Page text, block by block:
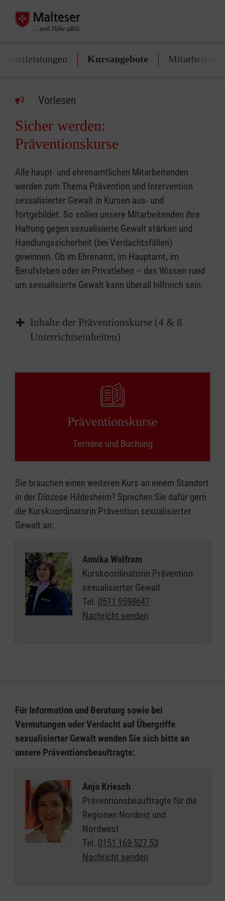
Kursangebote Mitarbeiten
Vorlesen
Sicher werden:
Präventionskurse
Alle haupt- und ehrenamtlichen Mitarbeitenden
werden zum Thema Prävention und Intervention
sexualisierter Gewalt in Kursen aus- und
fortgebildet. So sollen unsere Mitarbeitenden ihre
Haltung gegen sexualisierte Gewalt stärken und
Handlungssicherheit (bei Verdachtsfällen)
gewinnen. Ob im Ehrenamt, im Hauptamt, im
Berufsleben oder im Privatleben – das Wissen rund
um sexualisierte Gewalt kann überall hilfreich sein.
Inhalte der Präventionskurse (4 & 8
Unterrichtseinheiten)
Sensibilisieren & sprachfähig werden:
Gewalt, Machtstrukturen und
Grenzverletzungen erkennen, benennen
Stärken & schützen:
Das eigene Verhalten reflektieren und
Orientieren & handeln:
Präventionsmaßnahmen,
Interventionswege sowie Beratungs- und
Ansprechstellen der Malteser kennen.
Präventionskurse
Termine und Buchung
Sie brauchen einen weiteren Kurs an einem Standort
in der Diözese Hildesheim? Sprechen Sie dafür gern
die Kurskoordinatorin Prävention sexualisierter
Gewalt an:
Annika Wolfram
Kurskoordinatorin Prävention
sexualisierter Gewalt
Tel. 0511 9598647
Nachricht senden
Für Information und Beratung sowie bei
Vermutungen oder Verdacht auf Übergriffe
sexualisierter Gewalt wenden Sie sich bitte an
unsere Präventionsbeauftragte:
Anja Kriesch
Präventionsbeauftragte für die
Regionen Nordost und
Nordwest
Tel. 0151 169 527 53
Nachricht senden